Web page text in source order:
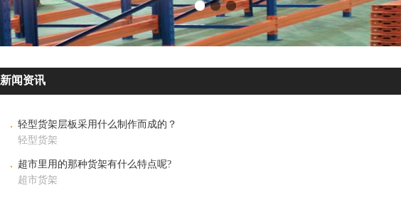
新闻资讯
轻型货架层板采用什么制作而成的？
轻型货架
超市里用的那种货架有什么特点呢?
超市货架